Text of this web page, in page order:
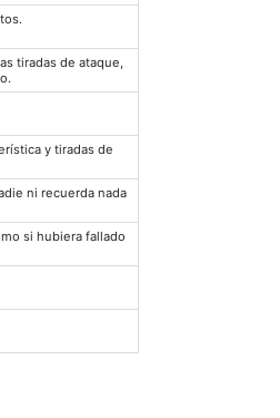
tiradas de ataque,
y tiradas de
ni recuerda nada
si hubiera fallado